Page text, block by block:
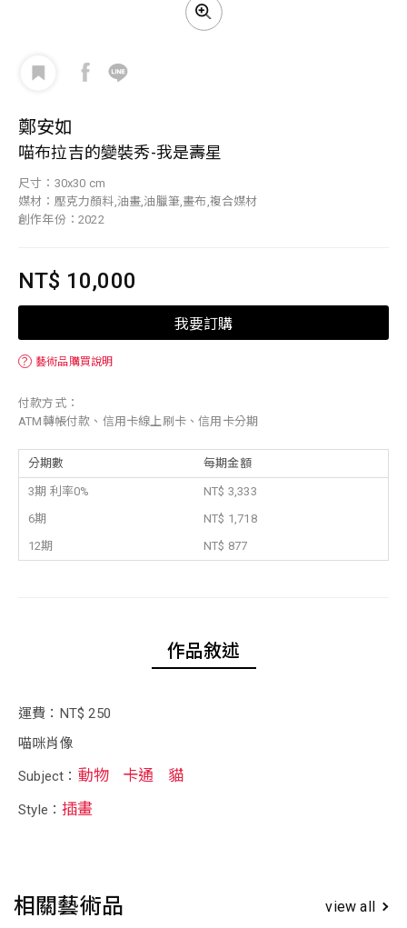
鄭安如
喵布拉吉的變裝秀-我是壽星
尺寸：30x30 cm
媒材：壓克力顏料,油畫,油臘筆,畫布,複合媒材
創作年份：2022
NT$ 10,000
我要訂購
？ 藝術品購買說明
付款方式：
ATM轉帳付款、信用卡線上刷卡、信用卡分期
分期數 每期金額
3期 利率0%
NT$ 3,333
6期
NT$ 1,718
12期
NT$ 877
作品敘述
運費：NT$ 250
喵咪肖像
Subject： 動物 卡通 貓
Style：插畫
相關藝術品 view all